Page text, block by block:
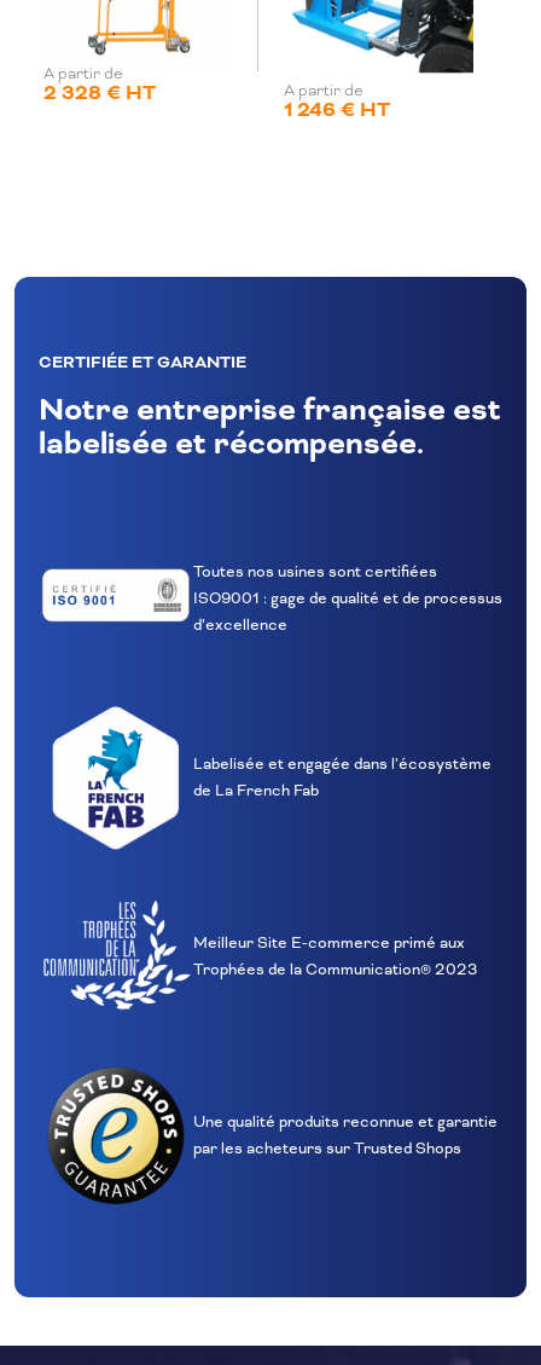
A partir de
2 328 € HT A partir de
1 246 € HT
CERTIFIÉE ET GARANTIE
Notre entreprise française est
labelisée et récompensée.
Toutes nos usines sont certifiées
ISO9001 : gage de qualité et de processus
d’excellence
Labelisée et engagée dans l’écosystème
de La French Fab
Meilleur Site E‑commerce primé aux
Trophées de la Communication® 2023
Une qualité produits reconnue et garantie
par les acheteurs sur Trusted Shops